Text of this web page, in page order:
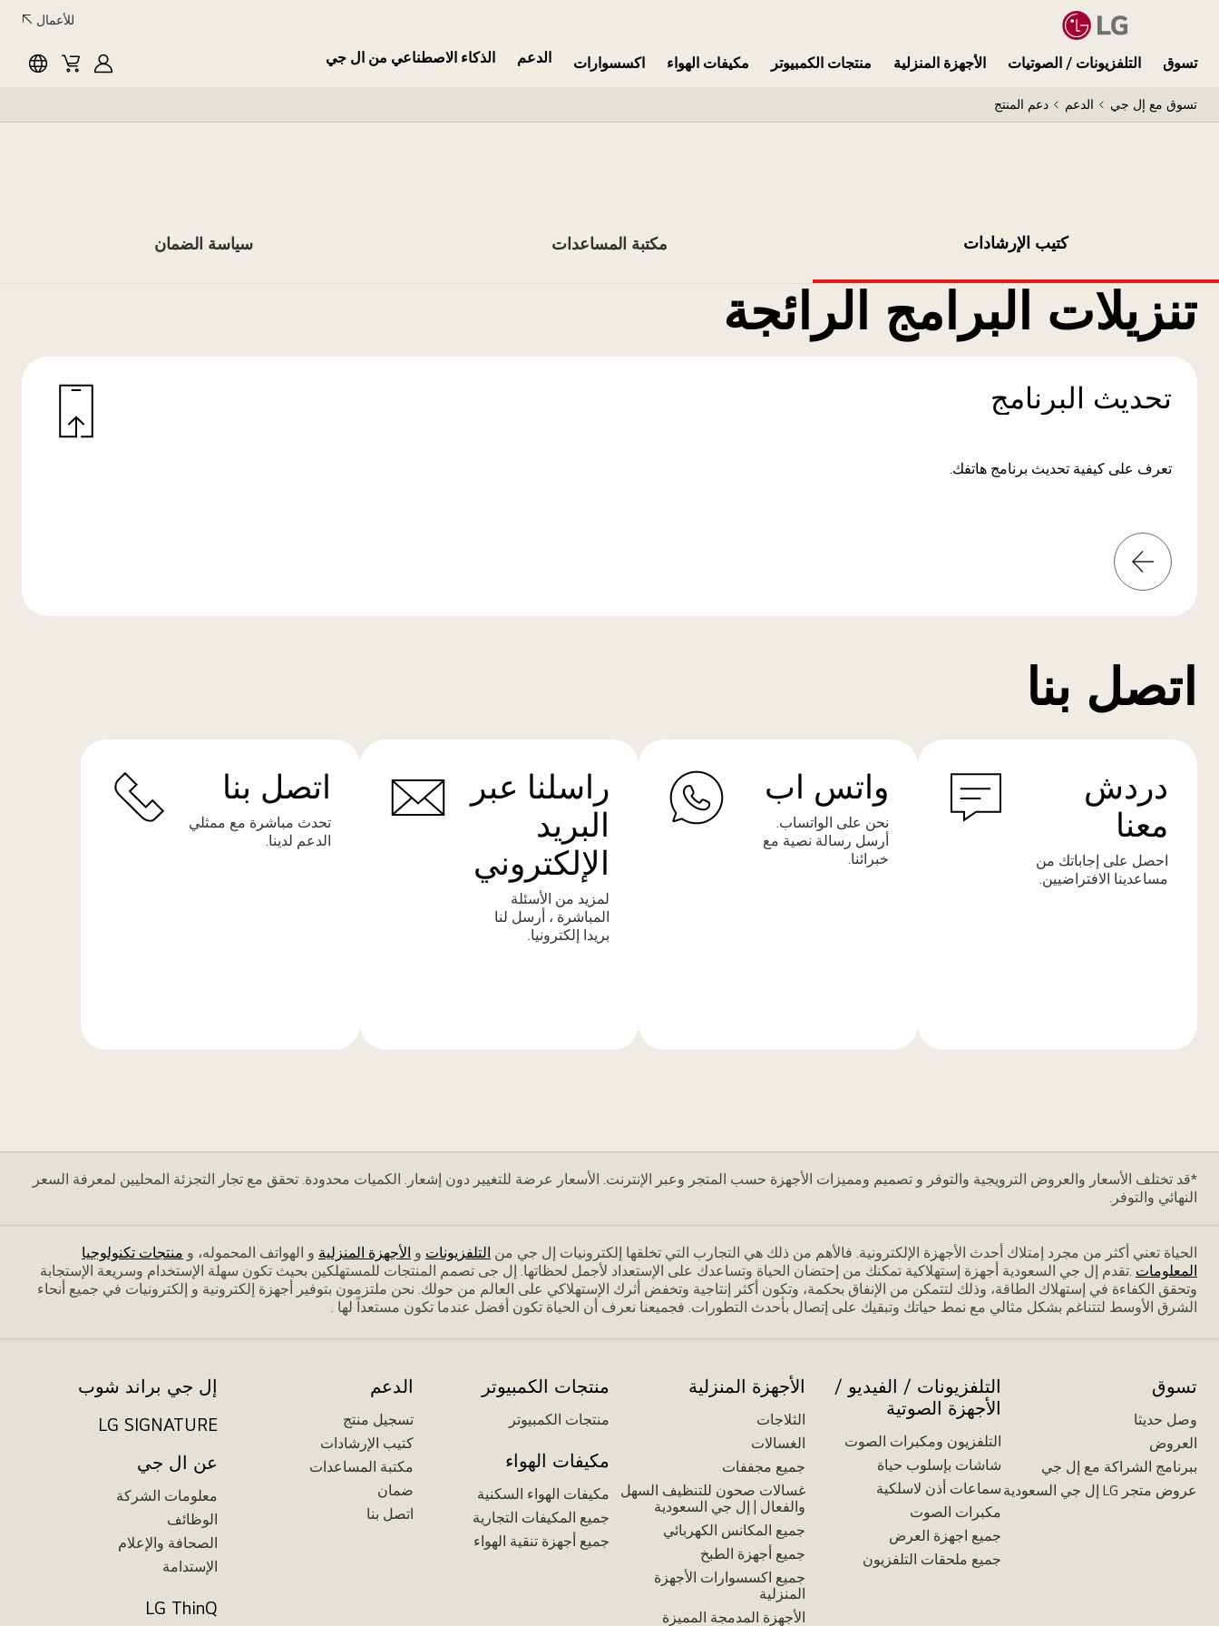
للأعمال
تسوق التلفزيونات / الصوتيات الأجهزة المنزلية منتجات الكمبيوتر مكيفات الهواء اكسسوارات الدعم
الذكاء الاصطناعي من ال جي
MyLG
Cart
تسوق مع إل جي الدعم دعم المنتج
كتيب الإرشادات مكتبة المساعدات سياسة الضمان
تنزيلات البرامج الرائجة
تحديث البرنامج
تعرف على كيفية تحديث برنامج هاتفك.
المزيد
من
المعلومات
اتصل بنا
دردش
معنا
احصل على إجاباتك من
مساعدينا الافتراضيين.
واتس اب
نحن على الواتساب.
أرسل رسالة نصية مع
خبرائنا.
راسلنا عبر
البريد
الإلكتروني
لمزيد من الأسئلة
المباشرة ، أرسل لنا
بريدا إلكترونيا.
اتصل بنا
تحدث مباشرة مع ممثلي
الدعم لدينا.
*قد تختلف الأسعار والعروض الترويجية والتوفر و تصميم ومميزات الأجهزة حسب المتجر وعبر الإنترنت. الأسعار عرضة للتغيير دون إشعار. الكميات محدودة. تحقق مع تجار التجزئة المحليين لمعرفة السعر
النهائي والتوفر.
الحياة تعني أكثر من مجرد إمتلاك أحدث الأجهزة الإلكترونية. فاﻷهم من ذلك هي التجارب التي تخلقها إلكترونيات إل جي من التلفزيونات و الأجهزة المنزلية و الهواتف المحموله، و منتجات تكنولوجيا
المعلومات .تقدم إل جي السعودية أجهزة إستهلاكية تمكنك من إحتضان الحياة وتساعدك على الإستعداد ﻷجمل لحظاتها. إل جى تصمم المنتجات للمستهلكين بحيث تكون سهلة الإستخدام وسريعة الإستجابة
وتحقق الكفاءة في إستهلاك الطاقة، وذلك لتتمكن من الإنفاق بحكمة، وتكون أكثر إنتاجية وتخفض أثرك الإستهلاكي على العالم من حولك. نحن ملتزمون بتوفير أجهزة إلكترونية و إلكترونيات في جميع أنحاء
الشرق الأوسط لتتناغم بشكل مثالي مع نمط حياتك وتبقيك على إتصال بأحدث التطورات. فجميعنا نعرف أن الحياة تكون أفضل عندما تكون مستعداً لها .
تسوق
وصل حديثا
العروض
ببرنامج الشراكة مع إل جي
عروض متجر LG إل جي السعودية
التلفزيونات / الفيديو /
الأجهزة الصوتية
التلفزيون ومكبرات الصوت
شاشات بإسلوب حياة
سماعات أذن لاسلكية
مكبرات الصوت
جميع اجهزة العرض
جميع ملحقات التلفزيون
الأجهزة المنزلية
الثلاجات
الغسالات
جميع مجففات
غسالات صحون للتنظيف السهل
والفعال | إل جي السعودية
جميع المكانس الكهربائي
جميع أجهزة الطبخ
جميع اكسسوارات الأجهزة
المنزلية
الأجهزة المدمجة المميزة
منتجات الكمبيوتر
منتجات الكمبيوتر
مكيفات الهواء
مكيفات الهواء السكنية
جميع المكيفات التجارية
جميع أجهزة تنقية الهواء
الدعم
تسجيل منتج
كتيب الإرشادات
مكتبة المساعدات
ضمان
اتصل بنا
إل جي براند شوب
LG SIGNATURE
عن ال جي
معلومات الشركة
الوظائف
الصحافة والإعلام
الإستدامة
LG ThinQ